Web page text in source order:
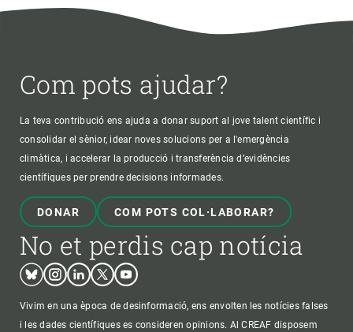
Com pots ajudar?
La teva contribució ens ajuda a donar suport al jove talent científic i
consolidar el sènior, idear noves solucions per a l'emergència
climàtica, i accelerar la producció i transferència d’evidències
científiques per prendre decisions informades.
DONAR COM POTS COL·LABORAR?
No et perdis cap notícia
BlueskyInstagram
LinkedinTwitterYoutube
Vivim en una època de desinformació, ens envolten les notícies falses
i les dades científiques es consideren opinions. Al CREAF disposem